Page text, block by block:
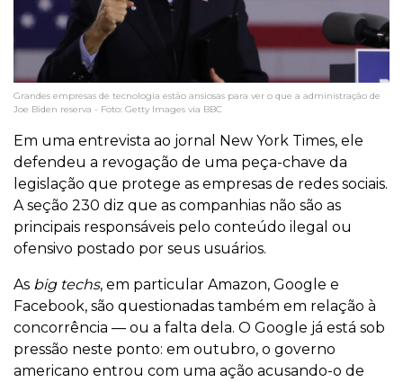
Grandes empresas de tecnologia estão ansiosas para ver o que a administração de
Joe Biden reserva - Foto: Getty Images via BBC
Em uma entrevista ao jornal New York Times, ele
defendeu a revogação de uma peça-chave da
legislação que protege as empresas de redes sociais.
A seção 230 diz que as companhias não são as
principais responsáveis pelo conteúdo ilegal ou
ofensivo postado por seus usuários.
As big techs, em particular Amazon, Google e
Facebook, são questionadas também em relação à
concorrência — ou a falta dela. O Google já está sob
pressão neste ponto: em outubro, o governo
americano entrou com uma ação acusando-o de